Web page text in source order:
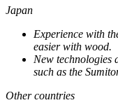
Japan
Experience with
easier with wood.
New
such as the
Other countries